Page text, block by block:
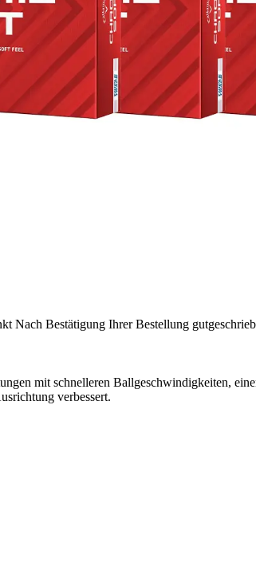
Nach Bestätigung Ihrer Bestellung
mit schnelleren Ballgeschwindigkeiten,
verbessert.